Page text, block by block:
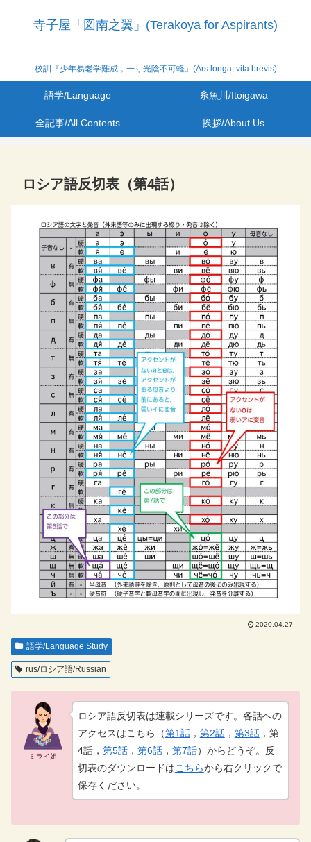
寺子屋「図南之翼」(Terakoya for Aspirants)
校訓『少年易老学難成，一寸光陰不可軽』(Ars longa, vita brevis)
語学/Language 糸魚川/Itoigawa
全記事/All Contents 挨拶/About Us
ロシア語反切表（第4話）
2020.04.27
語学/Language Study
rus/ロシア語/Russian
ミライ姐
ロシア語反切表は連載シリーズです。各話への
アクセスはこちら（第1話， 第2話， 第3話，第
4話， 第5話， 第6話， 第7話）からどうぞ。反
切表のダウンロードはこちらから右クリックで
保存ください。